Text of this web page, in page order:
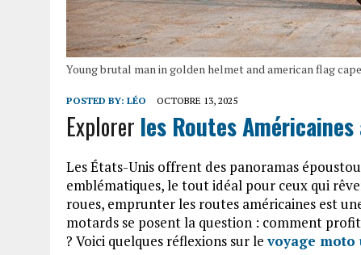
Young brutal man in golden helmet and american flag
POSTED BY: LÉO OCTOBRE 13, 2025
Explorer les Routes Américaines
Les États-Unis offrent des panoramas
emblématiques, le tout idéal pour ceux qui
roues, emprunter les routes américaines est
motards se posent la question : comment
? Voici quelques réflexions sur levoyage moto